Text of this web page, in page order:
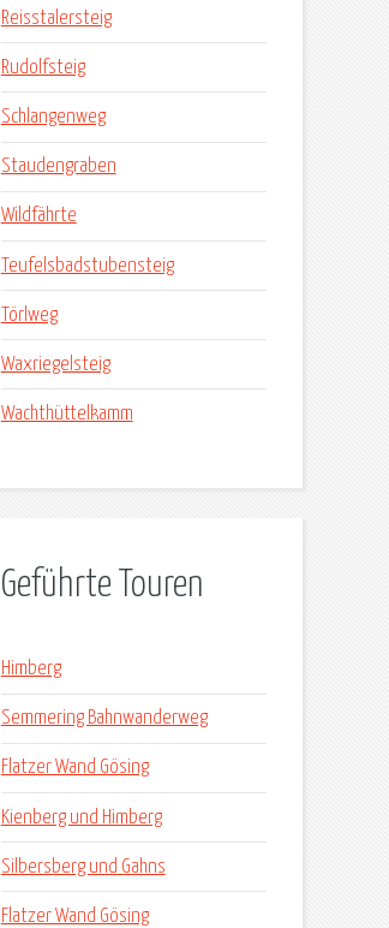
Reisstalersteig
Rudolfsteig
Schlangenweg
Staudengraben
Wildfährte
Teufelsbadstubensteig
Törlweg
Waxriegelsteig
Wachthüttelkamm
Geführte Touren
Himberg
Semmering Bahnwanderweg
Flatzer Wand Gösing
Kienberg und Himberg
Silbersberg und Gahns
Flatzer Wand Gösing